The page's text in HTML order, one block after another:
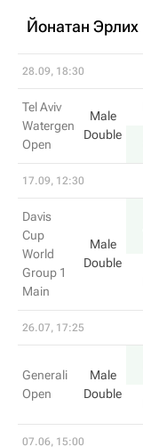
Йонатан Эрлих
28.09, 18:30
Tel Aviv
Watergen
Open
Male
Double
17.09, 12:30
Davis
Cup
World
Group 1
Main
Male
Double
26.07, 17:25
Generali
Open
Male
Double
07.06, 15:00